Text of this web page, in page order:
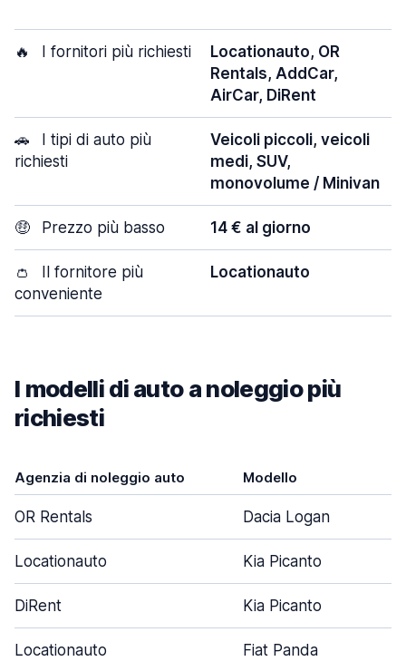
🔥 I fornitori più richiesti
Locationauto, OR
Rentals, AddCar,
AirCar, DiRent
🚗
I tipi di auto più
richiesti
Veicoli piccoli, veicoli
medi, SUV,
monovolume / Minivan
🤑 Prezzo più basso 14 € al giorno
👛
Il fornitore più
conveniente
Locationauto
I modelli di auto a noleggio più
richiesti
Agenzia di noleggio auto Modello
OR Rentals Dacia Logan
Locationauto Kia Picanto
DiRent Kia Picanto
Locationauto Fiat Panda